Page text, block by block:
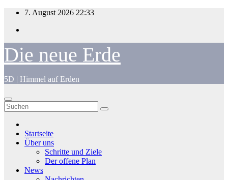
Zum
springen
7. August 2026 22:33
Die neue Erde
5D | Himmel auf Erden
Startseite
Über uns
Schritte und Ziele
Der offene Plan
News